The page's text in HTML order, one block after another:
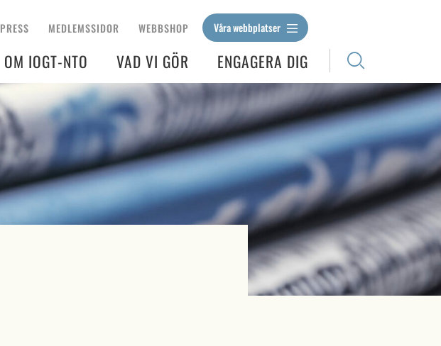
PRESS MEDLEMSSIDOR WEBBSHOP Våra webbplatser
OM IOGT-NTO VAD VI GÖR ENGAGERA DIG